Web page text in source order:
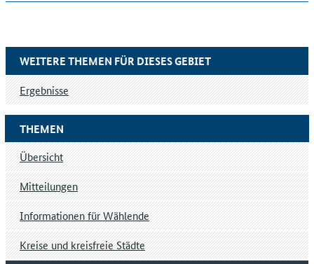
THEMEN
Übersicht
Mitteilungen
Informationen für Wählende
Kreise und kreisfreie Städte
WEITERE THEMEN FÜR DIESES GEBIET
Ergebnisse